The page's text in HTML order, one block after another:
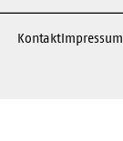
KontaktImpressum